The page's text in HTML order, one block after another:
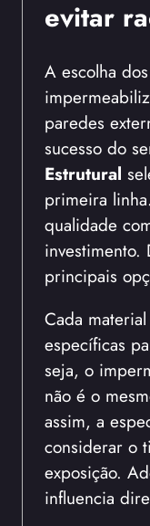
evitar
A escolha
paredes
sucesso do
Estrutural
primeira
qualidade
investimento.
principais
Cada
específicas
seja, o
não é o
assim, a
considerar o
exposição.
influencia